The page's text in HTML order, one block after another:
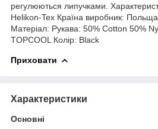
регулюються липучками.
Helikon-Tex Країна виробник:
Матеріал: Рукава: 50% Cotton 50%
TOPCOOL Колір: Black
Приховати
Характеристики
Основні